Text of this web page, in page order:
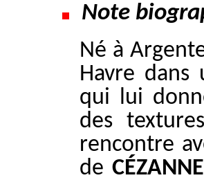
Note
Né à
Havre
qui lui
des
rencontre
de CÉZANNE